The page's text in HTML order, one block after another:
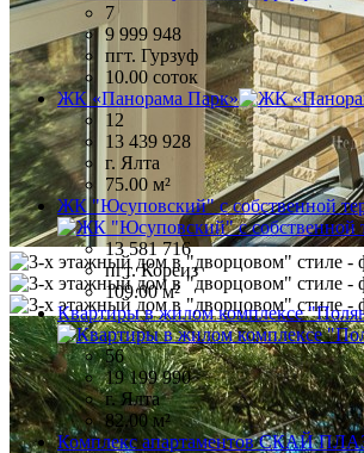
7
9 999 948
пгт. Гурзуф
10.00 соток
ЖК «Панорама Парк»
12
13 439 928
г. Ялта
75.00 м²
ЖК "Юсуповский" с собственной
13 581 716
пгт. Кореиз
109.00 м²
Квартиры в жилом комплексе
56
19 199 990
г. Ялта
82.00 м²
Комплекс апартаментов СКАЙ